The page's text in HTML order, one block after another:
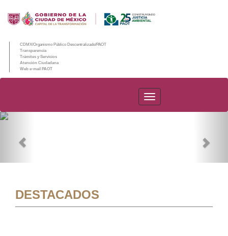
CDMX/Organismo Público Descentralizado/PAOT
Transparencia
Trámites y Servicios
Atención Ciudadana
Web e-mail PAOT
PAOT
DESTACADOS